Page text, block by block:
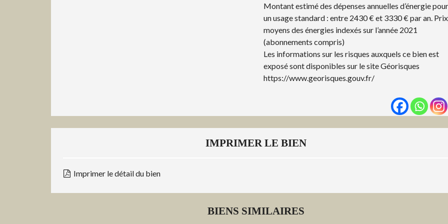
Montant estimé des dépenses annuelles d’énergie pour
un usage standard : entre 2430 € et 3330 € par an. Prix
moyens des énergies indexés sur l’année 2021
(abonnements compris)
Les informations sur les risques auxquels ce bien est
exposé sont disponibles sur le site Géorisques
https://www.georisques.gouv.fr/
IMPRIMER LE BIEN
Imprimer le détail du bien
BIENS SIMILAIRES